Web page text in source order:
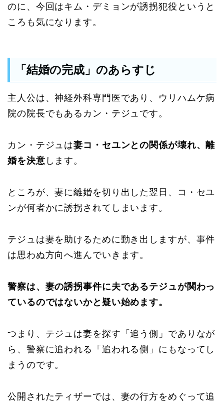
のに、今回はキム・デミョンが誘拐犯役というと
ころも気になります。
「結婚の完成」のあらすじ
主人公は、神経外科専門医であり、ウリハムケ病
院の院長でもあるカン・テジュです。
カン・テジュは妻コ・セユンとの関係が壊れ、離
婚を決意 します。
ところが、妻に離婚を切り出した翌日、コ・セユ
ンが何者かに誘拐されてしまいます。
テジュは妻を助けるために動き出しますが、事件
は思わぬ方向へ進んでいきます。
警察は、妻の誘拐事件に夫であるテジュが関わっ
ているのではないかと疑い始めます。
つまり、テジュは妻を探す「追う側」でありなが
ら、警察に追われる「追われる側」にもなってし
まうのです。
公開されたティザーでは、妻の行方をめぐって追